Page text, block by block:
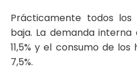
Prácticamente todos
baja. La demanda interna
11,5% y el consumo de
7,5%.